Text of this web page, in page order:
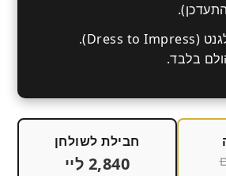
אלגנט (Dress to Impress).
בלבד.
חבילת לשולחן
2,840 ליי